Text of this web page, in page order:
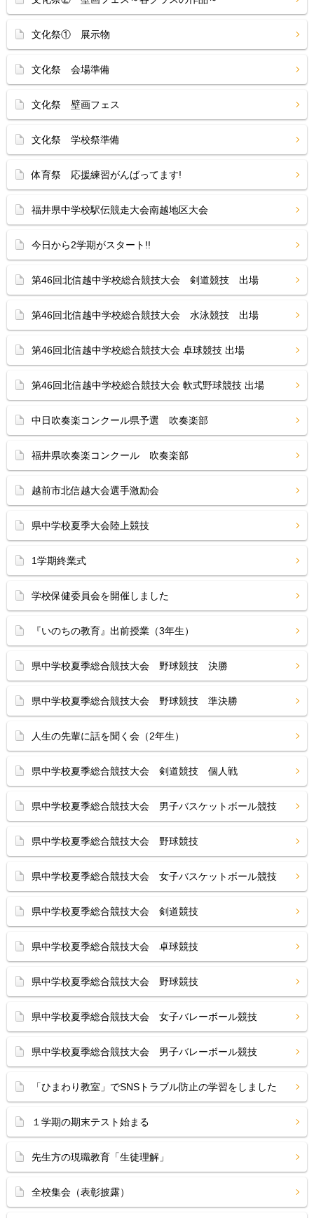
文化祭① 展示物
文化祭 会場準備
文化祭 壁画フェス
文化祭 学校祭準備
体育祭 応援練習がんばってます!
福井県中学校駅伝競走大会南越地区大会
今日から2学期がスタート!!
第46回北信越中学校総合競技大会 剣道競技 出場
第46回北信越中学校総合競技大会 水泳競技 出場
第46回北信越中学校総合競技大会 卓球競技 出場
第46回北信越中学校総合競技大会 軟式野球競技 出場
中日吹奏楽コンクール県予選 吹奏楽部
福井県吹奏楽コンクール 吹奏楽部
越前市北信越大会選手激励会
県中学校夏季大会陸上競技
1学期終業式
学校保健委員会を開催しました
『いのちの教育』出前授業（3年生）
県中学校夏季総合競技大会 野球競技 決勝
県中学校夏季総合競技大会 野球競技 準決勝
人生の先輩に話を聞く会（2年生）
県中学校夏季総合競技大会 剣道競技 個人戦
県中学校夏季総合競技大会 男子バスケットボール競技
県中学校夏季総合競技大会 野球競技
県中学校夏季総合競技大会 女子バスケットボール競技
県中学校夏季総合競技大会 剣道競技
県中学校夏季総合競技大会 卓球競技
県中学校夏季総合競技大会 野球競技
県中学校夏季総合競技大会 女子バレーボール競技
県中学校夏季総合競技大会 男子バレーボール競技
「ひまわり教室」でSNSトラブル防止の学習をしました
１学期の期末テスト始まる
先生方の現職教育「生徒理解」
全校集会（表彰披露）